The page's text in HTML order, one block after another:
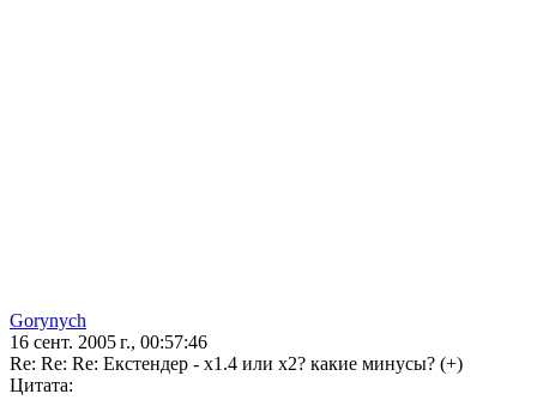
Gorynych
16 сент. 2005 г., 00:57:46
Re: Re: Re: Екстендер - х1.4 или х2? какие минусы? (+)
Цитата: